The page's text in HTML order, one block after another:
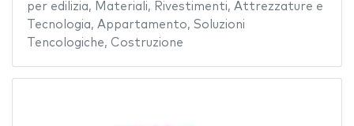
per edilizia, Materiali, Rivestimenti, Attrezzature e
Tecnologia, Appartamento, Soluzioni
Tencologiche, Costruzione